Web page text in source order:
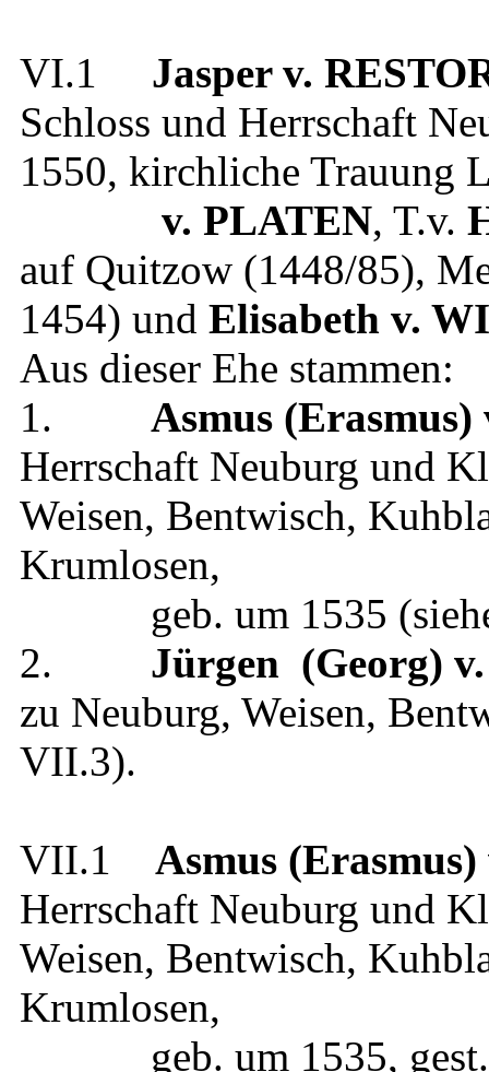
VI.1 Jasperv.
Schloss und Herrschaft
1550, kirchliche Trauung
v. PLATEN, T.v.
auf Quitzow (1448/85),
1454) und Elisabeth v.
Aus dieser Ehe stammen:
1. Asmus (Erasmus)
Herrschaft Neuburg und
Weisen, Bentwisch,
Krumlosen,
geb. um 1535
2. Jürgen (Georg)
zu Neuburg, Weisen,
VII.3).
VII.1 Asmus (Erasmus)
Herrschaft Neuburg und
Weisen, Bentwisch,
Krumlosen,
geb. um 1535,